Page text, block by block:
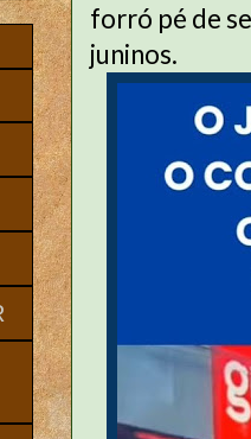
forró pé de
juninos.